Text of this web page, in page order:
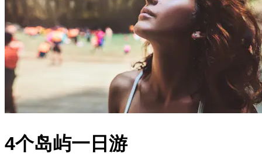
4个岛屿一日游